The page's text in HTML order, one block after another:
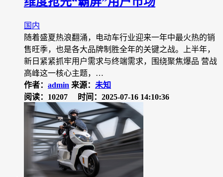
国内
随着盛夏热浪翻涌，电动车行业迎来一年中最火热的销
售旺季，也是各大品牌制胜全年的关键之战。上半年，
新日紧紧抓牢用户需求与终端需求，围绕聚焦爆品 营战
高峰这一核心主题，…
作者： admin 来源： 未知
阅读：10207
时间：2025-07-16 14:10:36